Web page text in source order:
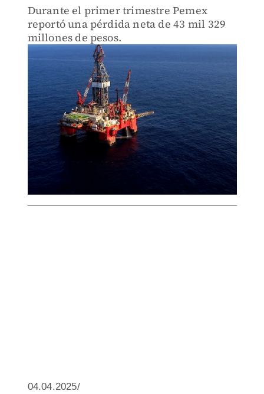
Durante el primer trimestre Pemex
reportó una pérdida neta de 43 mil 329
millones de pesos.
04.04.2025/